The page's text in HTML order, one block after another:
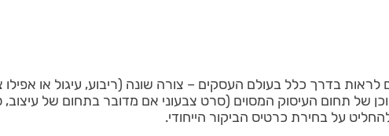
בדרך כלל בעולם העסקים – צורה שונה (ריבוע, עיגול או
של תחום העיסוק המסוים (סרט צבעוני אם מדובר בתחום של
על בחירת כרטיס הביקור הייחודי.